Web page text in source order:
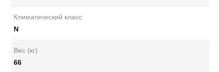
Климатический класс
N
Вес (кг)
66